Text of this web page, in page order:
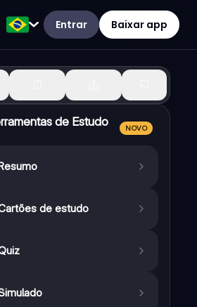
Entrar Baixar app
de Estudo
NOVO
de estudo